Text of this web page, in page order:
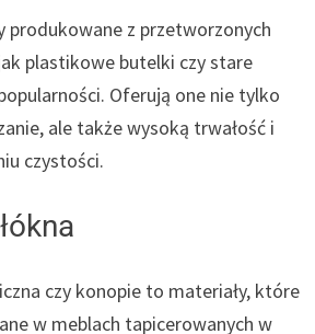
produkowane z przetworzonych
plastikowe butelki czy stare
Oferują one nie tylko
ale także wysoką trwałość i
czystości.
czy konopie to materiały, które
w meblach tapicerowanych w